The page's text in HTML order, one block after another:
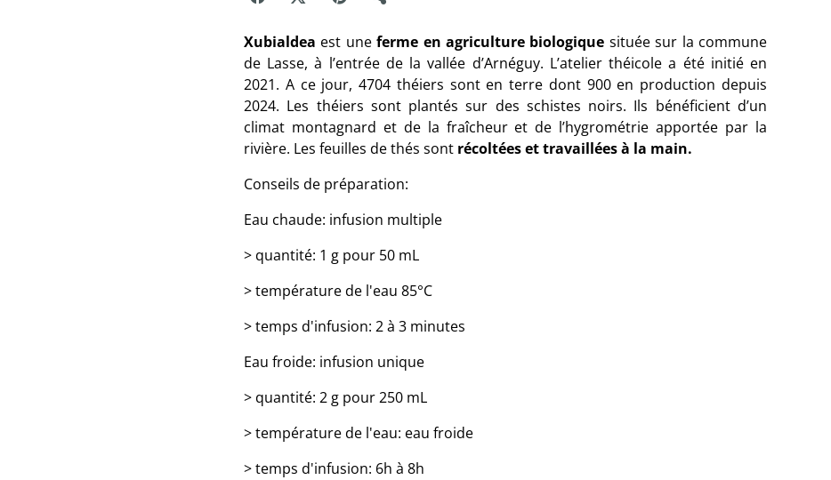
Xubialdea est uneferme en agriculture biologique située sur la commune
de Lasse, à l’entrée de la vallée d’Arnéguy. L’atelier théicole a été initié en
2021. A ce jour, 4704 théiers sont en terre dont 900 en production depuis
2024. Les théiers sont plantés sur des schistes noirs. Ils bénéficient d’un
climat montagnard et de la fraîcheur et de l’hygrométrie apportée par la
rivière. Les feuilles de thés sont récoltées et travaillées à la main.
Conseils de préparation:
Eau chaude: infusion multiple
> quantité: 1 g pour 50 mL
> température de l'eau 85°C
> temps d'infusion: 2 à 3 minutes
Eau froide: infusion unique
> quantité: 2 g pour 250 mL
> température de l'eau: eau froide
> temps d'infusion: 6h à 8h